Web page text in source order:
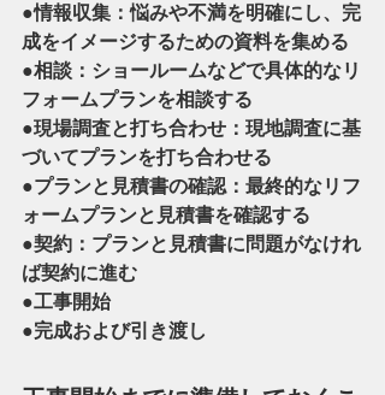
●情報収集：悩みや不満を明確にし、完
成をイメージするための資料を集める
●相談：ショールームなどで具体的なリ
フォームプランを相談する
●現場調査と打ち合わせ：現地調査に基
づいてプランを打ち合わせる
●プランと見積書の確認：最終的なリフ
ォームプランと見積書を確認する
●契約：プランと見積書に問題がなけれ
ば契約に進む
●工事開始
●完成および引き渡し